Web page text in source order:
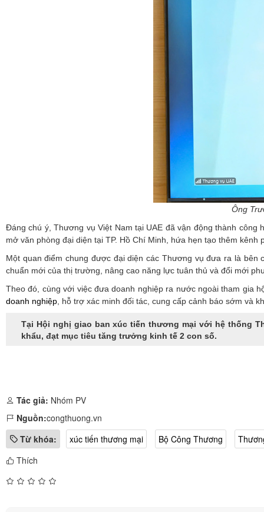
Ông
Đáng chú ý, Thương vụ Việt Nam tại UAE đã vận động thành
mở văn phòng đại diện tại TP. Hồ Chí Minh, hứa hẹn tạo thêm kênh
Một quan điểm chung được đại diện các Thương vụ đưa ra là
chuẩn mới của thị trường, nâng cao năng lực tuân thủ và đổi mới
Theo đó, cùng với việc đưa doanh nghiệp ra nước ngoài tham gia
doanh nghiệp, hỗ trợ xác minh đối tác, cung cấp cảnh báo sớm và
Tại Hội nghị giao ban xúc tiến thương mại với hệ thống
khẩu, đạt mục tiêu tăng trưởng kinh tế 2 con số.
Tác giả: Nhóm PV
Nguồn:congthuong.vn
Từ khóa:
xúc tiến thương mại Bộ Công Thương
Thích